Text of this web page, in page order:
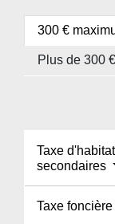
300 €
Plus de 300 €
Taxe
secondaires
Taxe foncière